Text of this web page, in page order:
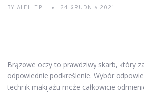
BY ALEHIT.PL 24 GRUDNIA 2021
Brązowe oczy to prawdziwy skarb, który
odpowiednie podkreślenie. Wybór
technik makijażu może całkowicie